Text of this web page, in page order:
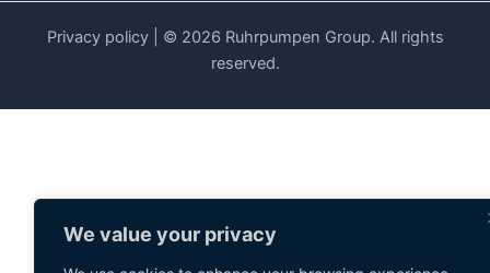
We value your privacy
Privacy policy| © 2026 Ruhrpumpen Group. All rights
reserved.